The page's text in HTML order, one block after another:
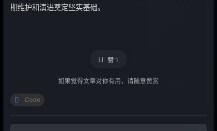
期维护和演进奠定坚实基础。
赞1
如果觉得文章对你有用，请随意赞赏
Code